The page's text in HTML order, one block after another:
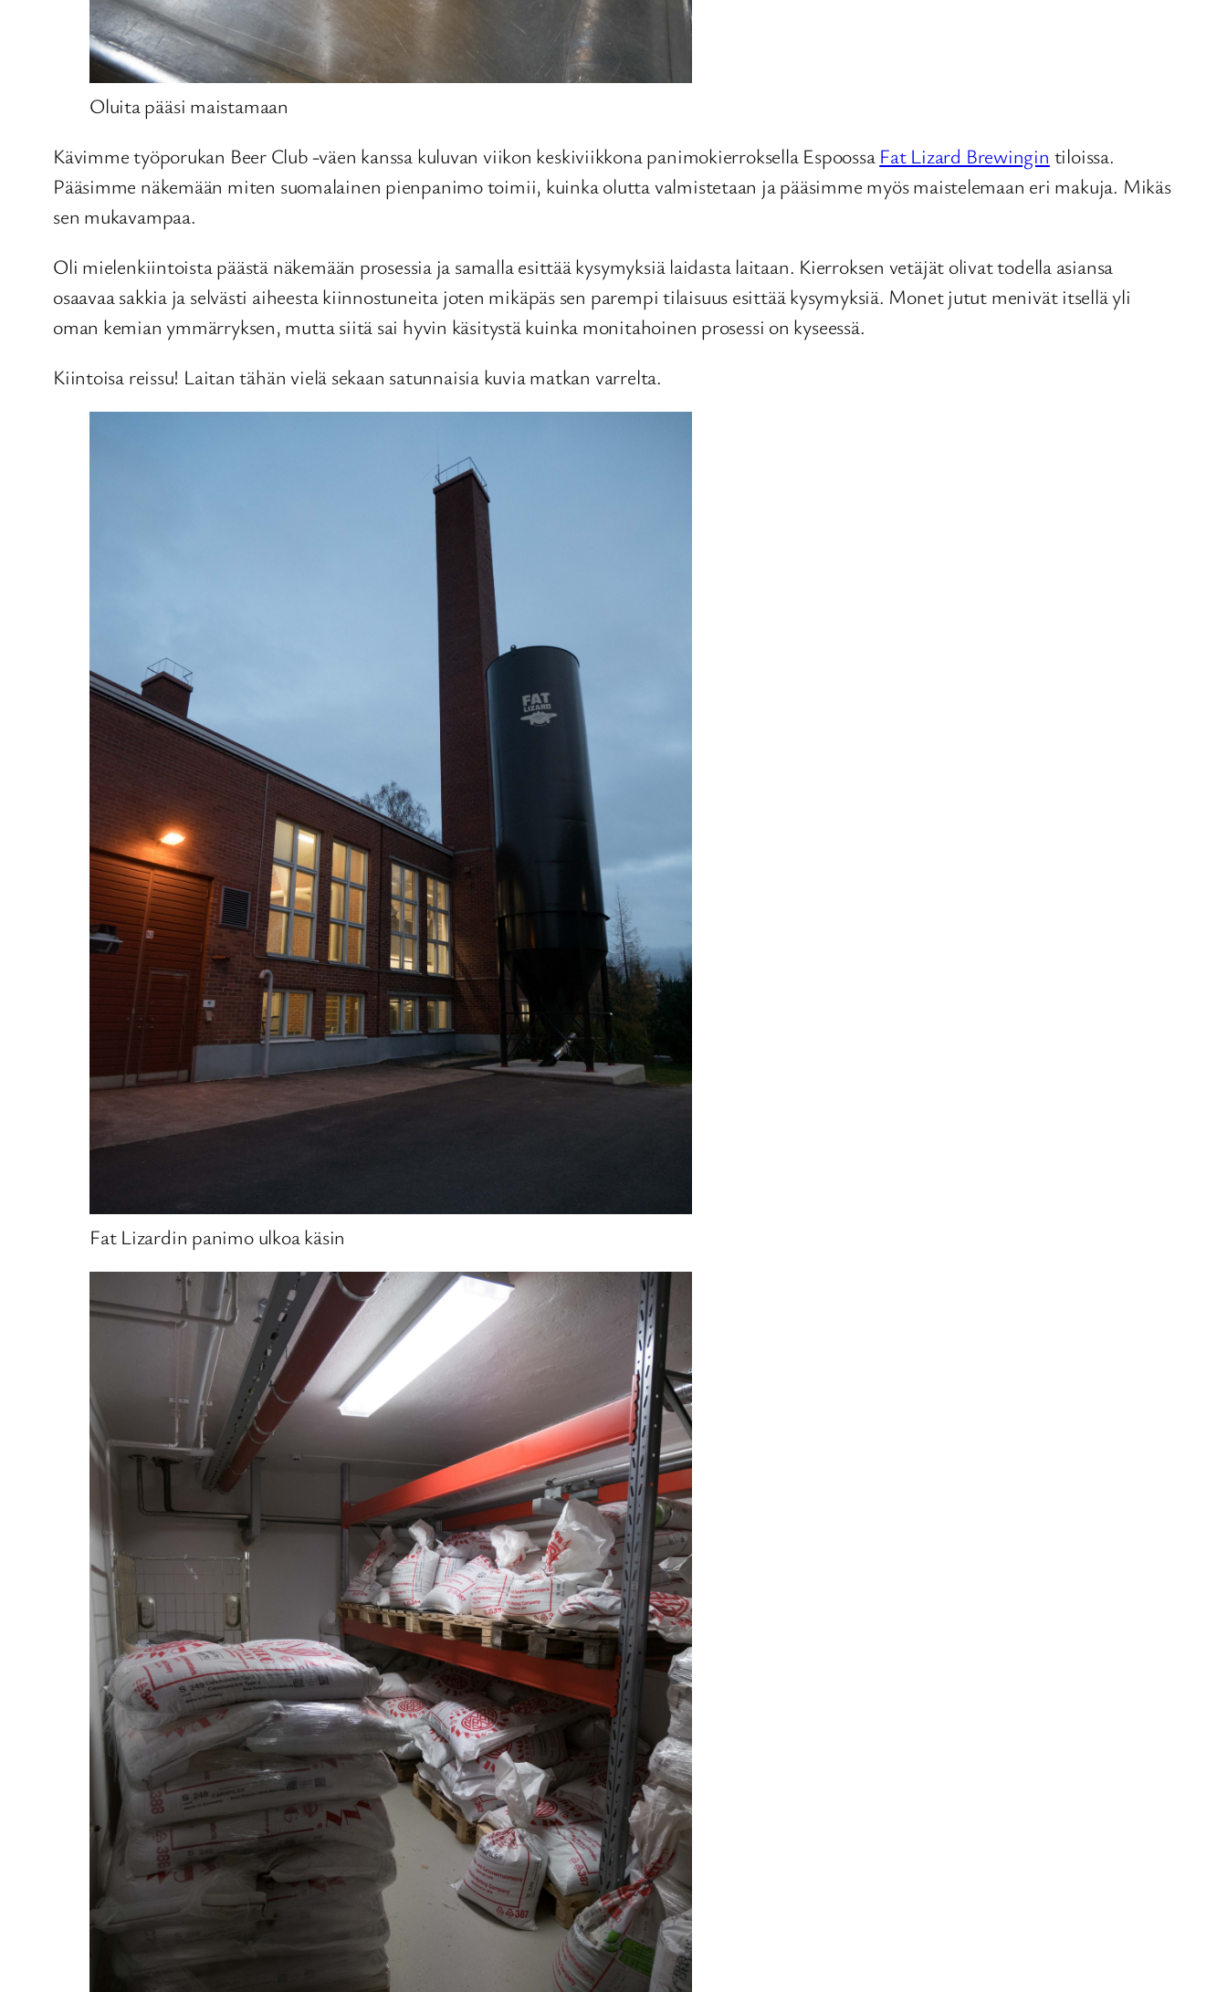
Oluita pääsi maistamaan
Kävimme työporukan Beer Club -väen kanssa kuluvan viikon keskiviikkona panimokierroksella Espoossa Fat Lizard Brewingin tiloissa.
Pääsimme näkemään miten suomalainen pienpanimo toimii, kuinka olutta valmistetaan ja pääsimme myös maistelemaan eri makuja. Mikäs
sen mukavampaa.
Oli mielenkiintoista päästä näkemään prosessia ja samalla esittää kysymyksiä laidasta laitaan. Kierroksen vetäjät olivat todella asiansa
osaavaa sakkia ja selvästi aiheesta kiinnostuneita joten mikäpäs sen parempi tilaisuus esittää kysymyksiä. Monet jutut menivät itsellä yli
oman kemian ymmärryksen, mutta siitä sai hyvin käsitystä kuinka monitahoinen prosessi on kyseessä.
Kiintoisa reissu! Laitan tähän vielä sekaan satunnaisia kuvia matkan varrelta.
Fat Lizardin panimo ulkoa käsin